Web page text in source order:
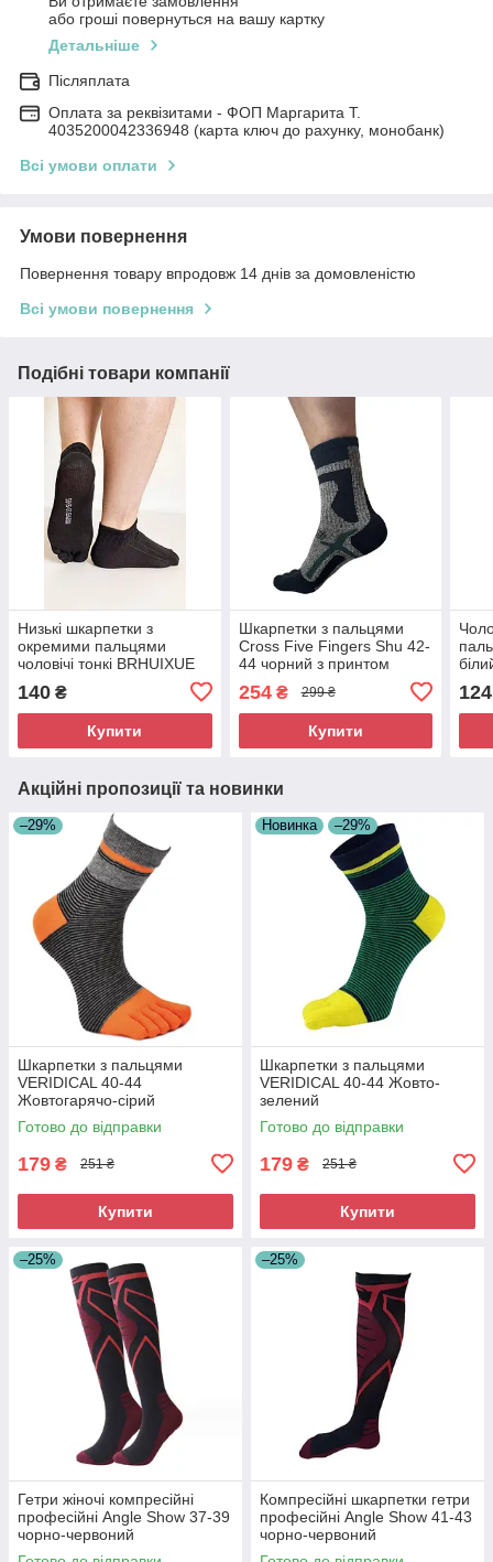
або гроші повернуться на вашу картку
Детальніше
Післяплата
Оплата за реквізитами - ФОП Маргарита Т.
4035200042336948 (карта ключ до рахунку, монобанк)
Всі умови оплати
Умови повернення
Повернення товару впродовж 14 днів за домовленістю
Всі умови повернення
Подібні товари компанії
Низькі шкарпетки з
окремими пальцями
чоловічі тонкі BRHUIXUE
140 ₴
Купити
Шкарпетки з пальцями
Cross Five Fingers Shu 42-
44 чорний з принтом
254₴ 299 ₴
Купити
124
Акційні пропозиції та новинки
–29%
Шкарпетки з пальцями
VERIDICAL 40-44
Жовтогарячо-сірий
Готово до відправки
179 ₴ 251 ₴
Купити
Новинка –29%
Шкарпетки з пальцями
VERIDICAL 40-44 Жовто-
зелений
Готово до відправки
179 ₴ 251 ₴
Купити
–25%
Гетри жіночі компресійні
професійні Angle Show 37-39
чорно-червоний
–25%
Компресійні шкарпетки гетри
професійні Angle Show 41-43
чорно-червоний